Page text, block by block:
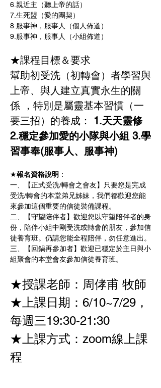
6.親近主（聽上帝的話）
7.生死盟（愛的團契）
8.服事神，服事人（個人佈道）
9.服事神，服事人（小組佈道）
★課程目標＆要求
幫助初受洗（初轉會）者學習與
上帝、與人建立真實永生的關
係 ，特別是屬靈基本習慣（一
要三招）的養成：
1.天天靈修
2.穩定參加愛的小隊與小組 3.學
習事奉(服事人、服事神)
★報名資格說明 ：
一、【正式受洗/轉會之會友】只要您是完成
受洗/轉會的本堂弟兄姊妹，我們都歡迎您能
來參加這個重要的信徒裝備課程。
二、【守望陪伴者】歡迎您以守望陪伴者的身
份，陪伴小組中剛受洗或轉會的朋友，參加信
徒養育班。仍請您能全程陪伴，勿任意進出。
三、【回鍋再參加者】歡迎已穩定於主日與小
組聚會的本堂會友參加信徒養育班。
★授課老師：周侾甫 牧師
★上課日期：6/10~7/29，
每週三19:30-21:30
★上課方式：zoom線上課
程